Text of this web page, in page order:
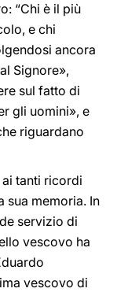
“Chi è il più
e chi
ancora
Signore»,
sul fatto di
gli uomini», e
riguardano
ai tanti ricordi
sua memoria. In
servizio di
vescovo ha
vescovo di